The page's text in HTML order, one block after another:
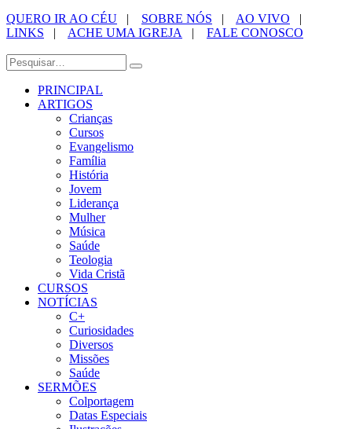
QUERO IR AO CÉU | SOBRE NÓS | AO VIVO |
LINKS | ACHE UMA IGREJA | FALE CONOSCO
PRINCIPAL
ARTIGOS
Crianças
Cursos
Evangelismo
Família
História
Jovem
Liderança
Mulher
Música
Saúde
Teologia
Vida Cristã
CURSOS
NOTÍCIAS
C+
Curiosidades
Diversos
Missões
Saúde
SERMÕES
Colportagem
Datas Especiais